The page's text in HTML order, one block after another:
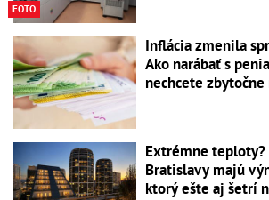
FOTO
Inflácia zmenila
Ako narábať s
nechcete
Extrémne teploty?
Bratislavy majú
ktorý ešte aj šetrí